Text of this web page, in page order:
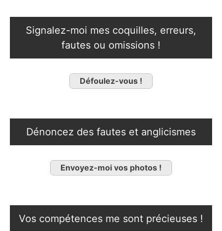
Signalez-moi mes coquilles, erreurs,
fautes ou omissions !
Défoulez-vous !
Dénoncez des fautes et anglicismes
Envoyez-moi vos photos !
Vos compétences me sont précieuses !